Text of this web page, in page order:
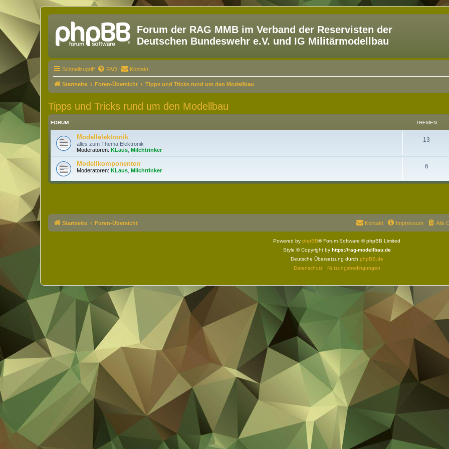
Forum der RAG MMB im Verband der Reservisten der
Deutschen Bundeswehr e.V. und IG Militärmodellbau
Schnellzugriff FAQ Kontakt
Startseite Foren-Übersicht Tipps und Tricks rund um den Modellbau
Tipps und Tricks rund um den Modellbau
FORUM THEMEN
Modellelektronik
alles zum Thema Elektronik
Moderatoren: KLaus Milchtrinker
13
Modellkomponenten
Moderatoren: KLaus Milchtrinker
6
Startseite Foren-Übersicht Alle
Impressum
Kontakt
Powered by phpBB® Forum Software © phpBB Limited
Style © Copyright by https://rag-modellbau.de
Deutsche Übersetzung durch phpBB.de
Datenschutz| Nutzungsbedingungen